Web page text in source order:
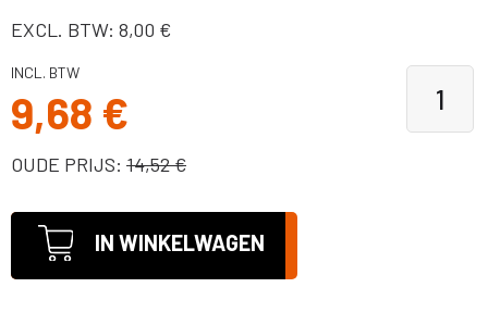
EXCL. BTW: 8,00 €
INCL. BTW
9,68 €
OUDE PRIJS: 14,52 €
IN WINKELWAGEN